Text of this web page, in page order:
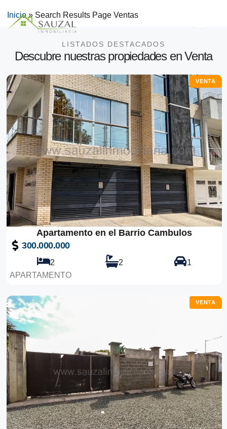
Inicio» Search Results Page Ventas
LISTADOS DESTACADOS
Descubre nuestras propiedades en Venta
VENTA
Apartamento en el Barrio Cambulos
300.000.000
2 2
1
APARTAMENTO
VENTA